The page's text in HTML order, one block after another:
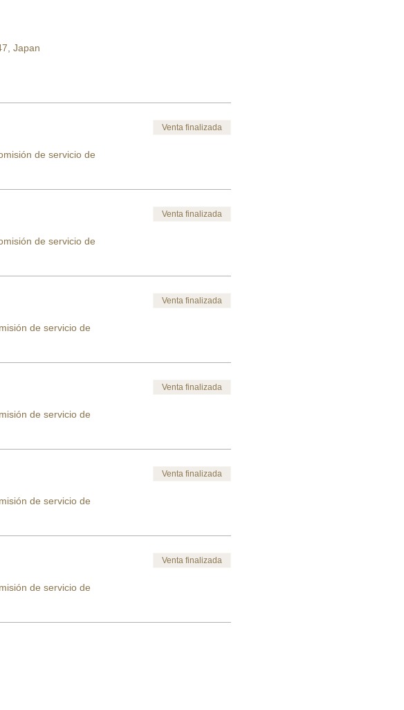
Japan
de servicio de
Venta finalizada
de servicio de
Venta finalizada
de servicio de
Venta finalizada
de servicio de
Venta finalizada
de servicio de
Venta finalizada
de servicio de
Venta finalizada